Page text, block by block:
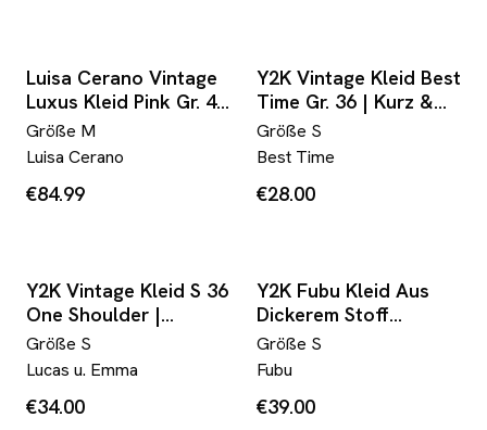
Luisa Cerano Vintage
Luxus Kleid Pink Gr. 40
– Figurbetont, Y2K,
Top Zustand
Größe M
Luisa Cerano
€84.99
Y2K Vintage Kleid Best
Time Gr. 36 | Kurz &
luftig | Volants
Schwarz Lila Beere S
Größe S
Best Time
€28.00
Y2K Vintage Kleid S 36
One Shoulder |
Trompetenärmel &
Metallschlange | Bunt
Größe S
Lucas u. Emma
€34.00
Y2K Fubu Kleid Aus
Dickerem Stoff
Hellblau S
Größe S
Fubu
€39.00